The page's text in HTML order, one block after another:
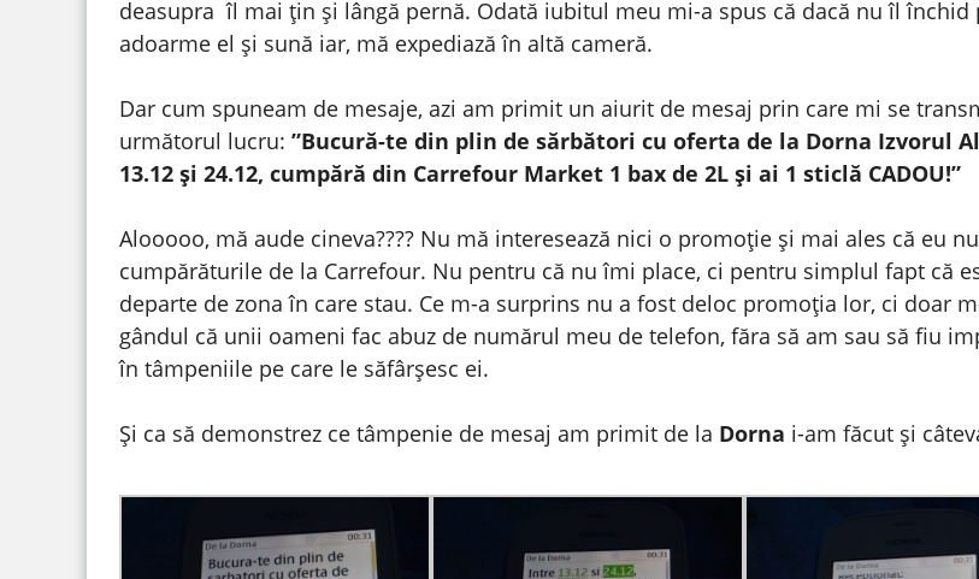
deasupra îl mai țin și lângă pernă. Odată iubitul meu mi-a spus că dacă nu îl închid
adoarme el și sună iar, mă expediază în altă cameră.
Dar cum spuneam de mesaje, azi am primit un aiurit de mesaj prin care mi se
următorul lucru: ”Bucură-te din plin de sărbători cu oferta de la Dorna Izvorul
13.12 și 24.12, cumpără din Carrefour Market 1 bax de 2L și ai 1 sticlă CADOU!”
Alooooo, mă aude cineva???? Nu mă interesează nici o promoție și mai ales că eu
cumpărăturile de la Carrefour. Nu pentru că nu îmi place, ci pentru simplul fapt că
departe de zona în care stau. Ce m-a surprins nu a fost deloc promoția lor, ci doar
gândul că unii oameni fac abuz de numărul meu de telefon, făra să am sau să fiu
în tâmpeniile pe care le săfârșesc ei.
Și ca să demonstrez ce tâmpenie de mesaj am primit de la Dorna i-am făcut și